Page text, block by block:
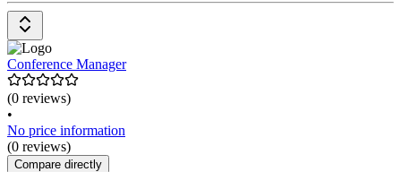
Conference Manager
(0 reviews)
•
No price information
(0 reviews)
Compare directly